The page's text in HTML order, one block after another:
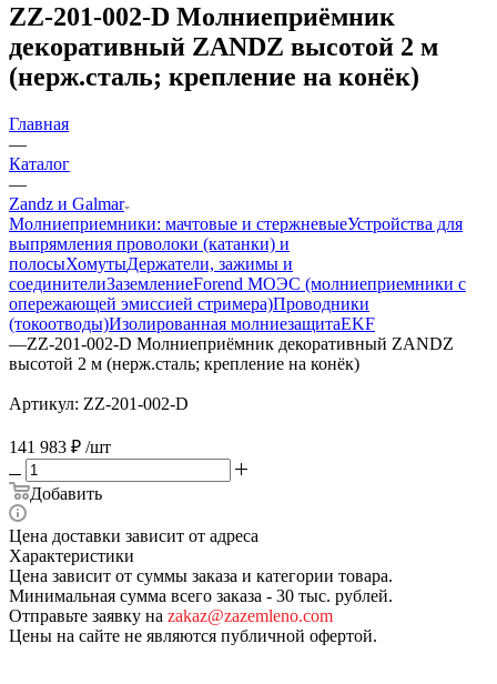
ZZ-201-002-D Молниеприёмник
декоративный ZANDZ высотой 2 м
(нерж.сталь; крепление на конёк)
Главная
—
Каталог
—
Zandz и Galmar
Молниеприемники: мачтовые и стержневыеУстройства для
выпрямления проволоки (катанки) и
полосыХомутыДержатели, зажимы и
соединителиЗаземлениеForend МОЭС (молниеприемники с
опережающей эмиссией стримера)Проводники
(токоотводы)Изолированная молниезащитаEKF
—ZZ-201-002-D Молниеприёмник декоративный ZANDZ
высотой 2 м (нерж.сталь; крепление на конёк)
Артикул: ZZ-201-002-D
141 983 ₽ /шт
Добавить
Цена доставки зависит от адреса
Характеристики
Цена зависит от суммы заказа и категории товара.
Минимальная сумма всего заказа - 30 тыс. рублей.
Отправьте заявку на zakaz@zazemleno.com
Цены на сайте не являются публичной офертой.